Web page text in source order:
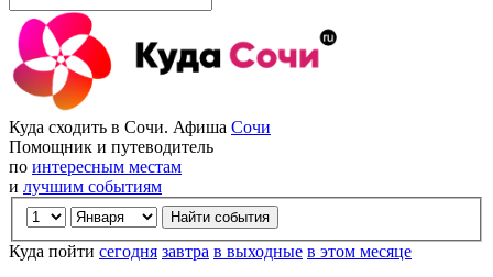
Куда сходить в Сочи. Афиша Сочи
Помощник и путеводитель
по интересным местам
и лучшим событиям
Куда пойти сегодня завтра в выходные в этом месяце